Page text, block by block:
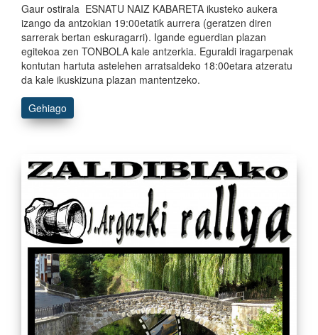
Gaur ostirala ESNATU NAIZ KABARETA ikusteko aukera
izango da antzokian 19:00etatik aurrera (geratzen diren
sarrerak bertan eskuragarri). Igande eguerdian plazan
egitekoa zen TONBOLA kale antzerkia. Eguraldi iragarpenak
kontutan hartuta astelehen arratsaldeko 18:00etara atzeratu
da kale ikuskizuna plazan mantentzeko.
Gehiago